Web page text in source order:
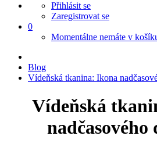
Přihlásit se
Zaregistrovat se
0
Momentálne nemáte v
Blog
Vídeňská tkanina: Ikona
Vídeňská
nadčasového